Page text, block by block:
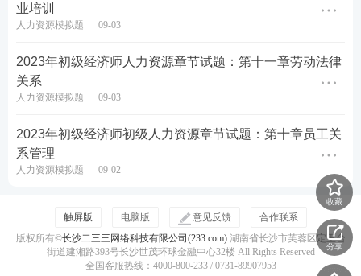
初级经济师学霸君企业微信，扫码添加↓↓
初级经济师历年真题
备考初级经济师，刷历年真题是感受考试难度、摸清
业培训
人力资源模拟题 09-03
2023年初级经济师人力资源章节试题：第十一章劳动法律
关系
人力资源模拟题 09-03
2023年初级经济师初级人力资源章节试题：第十章员工关
系管理
人力资源模拟题 09-02
收藏
分享
触屏版 电脑版 意见反馈
合作联系
版权所有©长沙二三三网络科技有限公司(233.com)湖南省长沙市芙蓉区定王台
街道建湘路393号长沙世茂环球金融中心32楼 All Rights Reserved
全国客服热线：4000-800-233 / 0731-89907953